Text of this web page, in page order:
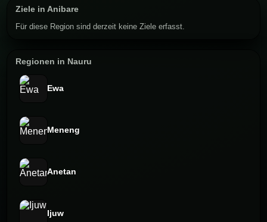
Ziele in Anibare
Für diese Region sind derzeit keine Ziele erfasst.
Regionen in Nauru
Ewa
Meneng
Anetan
Ijuw